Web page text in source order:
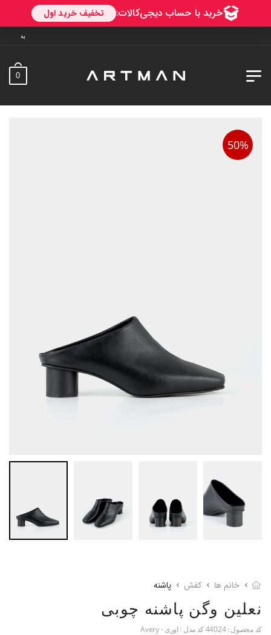
به آرتمن خوش آمدید.
0
50%
خانم ها کفش پاشنه
نعلین وگن پاشنه چوبی
کد محصول :44024کد مدل : اوری - Avery